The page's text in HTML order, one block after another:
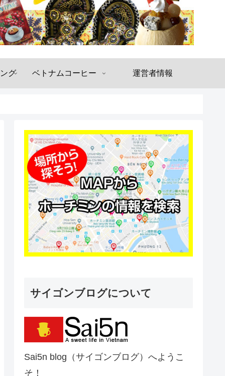
グ ベトナムコーヒー 運営者情報
サイゴンブログについて
Sai5n blog（サイゴンブログ）へようこ
そ！